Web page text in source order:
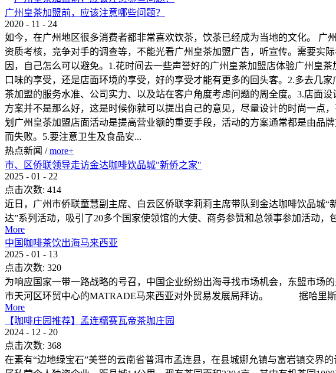
广州皇茶加盟前，应该注意哪些问题？
2020 - 11 - 24
如今，在广州地区很多消费者都非常喜欢饮茶，饮茶已经成为当地的文化。
资质考核，竞争对手的调查等，不能光看广州皇茶加盟广告，听宣传。需要实
因，自己怎么可以避免。1.花时间去一些声誉好的广州皇茶加盟店体验广州皇
口味的享受，还是店面环境的享受，好的享受才能有更多的回头客。2.多去几
茶加盟的服务水准、公司实力、以及站在客户角度考虑问题的周全度。3.店面
方案并不是那么好，这是时候你就可以提出自己的意见，尽量设计的时尚一点
划广州皇茶加盟店面活动是提高营业额的重要手段，活动的方案通常都是由品
而失败。5.要注意卫生及食品安...
热点新闻 / more+
市、区侨联领导走访金达咖啡饮品城"新侨之家"
2025 - 01 - 22
点击次数: 414
近日，广州市侨联童慧副主席、白云区侨联李莉莉主席带队到金达咖啡饮品
达”系列活动，吸引了20多个国家使领馆的大使、商务参赞和总领事参加活动，
More
中国咖啡茶饮出海马来西亚
2025 - 01 - 13
点击次数: 320
为响应国家一带一路战略的号召，中国企业纷纷出海寻找市场机会，东盟市场
市天河区环贸中心的MATRADE马来西亚对外贸易发展局拜访。 据哈里斯
More
【咖啡庄园推荐】孟连糯赛瓦帝茶咖庄园
2024 - 12 - 20
点击次数: 368
在素有“边地绿宝石”美誉的云南省普洱市孟连县，在县城娜允镇与富岩镇交界